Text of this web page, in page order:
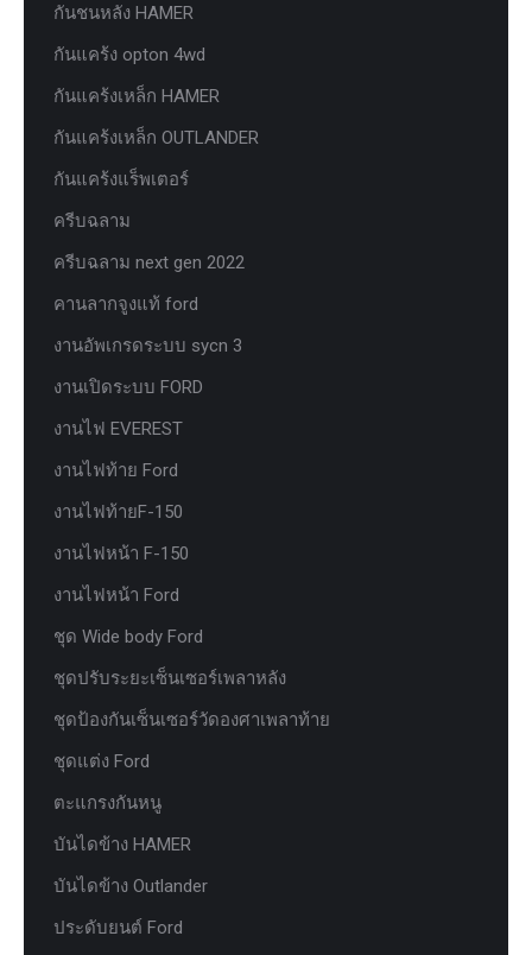
กันชนหลัง HAMER
กันแคร้ง opton 4wd
กันแคร้งเหล็ก HAMER
กันแคร้งเหล็ก OUTLANDER
กันแคร้งแร็พเตอร์
ครีบฉลาม
ครีบฉลาม next gen 2022
คานลากจูงแท้ ford
งานอัพเกรดระบบ sycn 3
งานเปิดระบบ FORD
งานไฟ EVEREST
งานไฟท้าย Ford
งานไฟท้ายF-150
งานไฟหน้า F-150
งานไฟหน้า Ford
ชุด Wide body Ford
ชุดปรับระยะเซ็นเซอร์เพลาหลัง
ชุดป้องกันเซ็นเซอร์วัดองศาเพลาท้าย
ชุดแต่ง Ford
ตะแกรงกันหนู
บันไดข้าง HAMER
บันไดข้าง Outlander
ประดับยนต์ Ford